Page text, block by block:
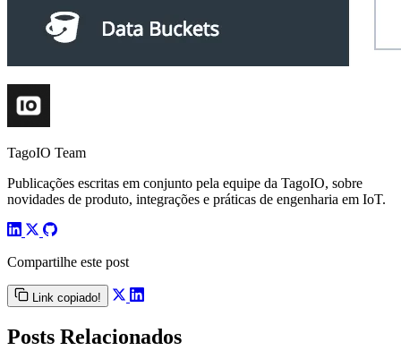
TagoIO Team
Publicações escritas em conjunto pela equipe da TagoIO, sobre
novidades de produto, integrações e práticas de engenharia em IoT.
Compartilhe este post
Link copiado!
Posts Relacionados